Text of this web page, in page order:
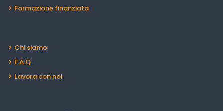
Formazione finanziata
Chi siamo
F.A.Q.
Lavora con noi